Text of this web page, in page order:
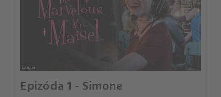
Epizóda 1 - Simone